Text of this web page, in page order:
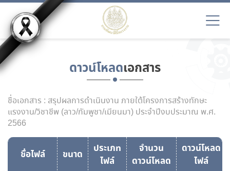
ดาวน์โหลดเอกสาร
ชื่อเอกสาร : สรุปผลการดำเนินงาน ภายใต้โครงการสร้างทักษะ
แรงงาน/วิชาชีพ (ลาว/กัมพูชา/เมียนมา) ประจำปีงบประมาณ พ.ศ.
2566
ชื่อไฟล์ ขนาด
ประเภท
ไฟล์
จำนวน
ดาวน์โหลด
ดาวน์โหลด
ไฟล์